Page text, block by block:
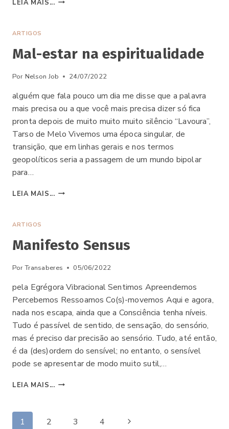
LEIA MAIS...
ARTIGOS
Mal-estar na espiritualidade
Por Nelson Job 24/07/2022
alguém que fala pouco um dia me disse que a palavra
mais precisa ou a que você mais precisa dizer só fica
pronta depois de muito muito muito silêncio “Lavoura”,
Tarso de Melo Vivemos uma época singular, de
transição, que em linhas gerais e nos termos
geopolíticos seria a passagem de um mundo bipolar
para…
LEIA MAIS... MAL-
ARTIGOS
Manifesto Sensus
Por Transaberes 05/06/2022
pela Egrégora Vibracional Sentimos Apreendemos
Percebemos Ressoamos Co(s)-movemos Aqui e agora,
nada nos escapa, ainda que a Consciência tenha níveis.
Tudo é passível de sentido, de sensação, do sensório,
mas é preciso dar precisão ao sensório. Tudo, até então,
é da (des)ordem do sensível; no entanto, o sensível
pode se apresentar de modo muito sutil,…
LEIA MAIS... MANIFESTO
Navegação
1 2 3 4 Página